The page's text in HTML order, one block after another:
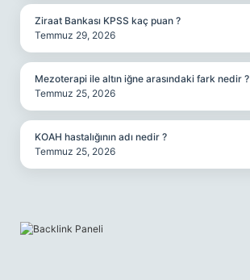
Ziraat Bankası KPSS kaç puan ?
Temmuz 29, 2026
Mezoterapi ile altın iğne arasındaki fark nedir ?
Temmuz 25, 2026
KOAH hastalığının adı nedir ?
Temmuz 25, 2026